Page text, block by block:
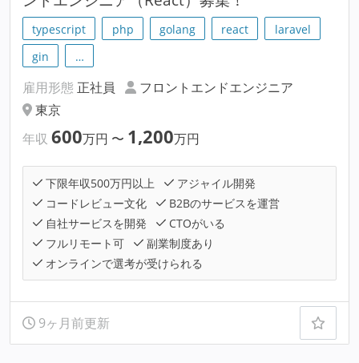
typescript php golang react
laravel
gin
…
雇用形態 正社員
フロントエンドエンジニア
東京
年収 600万円 〜 1,200万円
下限年収500万円以上
アジャイル開発
コードレビュー文化
B2Bのサービスを運営
自社サービスを開発
CTOがいる
フルリモート可
副業制度あり
オンラインで選考が受けられる
9ヶ月前更新